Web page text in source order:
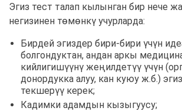
Эгиз тест талап кылынган бир нече
негизинен төмөнкү учурларда:
Бирдей эгиздер бири-бири үчүн
болгондуктан, андан аркы
кийлигишүүнү жеңилдетүү үчүн
донордукка алуу, кан куюу ж.б.)
текшерүү керек;
Кадимки адамдын кызыгуусу;